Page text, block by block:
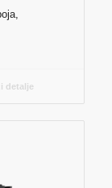
detalje